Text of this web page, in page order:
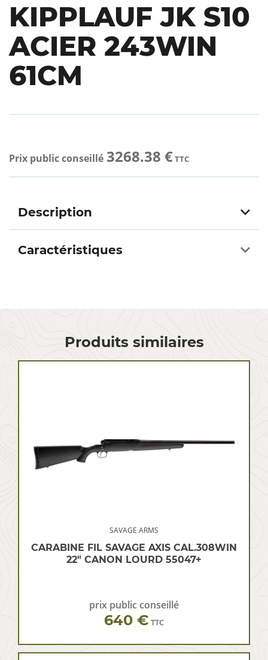
KIPPLAUF JK S10
ACIER 243WIN
61CM
Prix public conseillé 3268.38 €TTC
Description
Caractéristiques
Produits similaires
SAVAGE ARMS
CARABINE FIL SAVAGE AXIS CAL.308WIN
22″ CANON LOURD 55047+
prix public conseillé
640 € TTC